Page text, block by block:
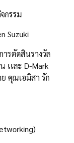
กรรม
Suzuki
รตัดสินรางวัล
เเละ D-Mark
คุณเอมิสา รัก